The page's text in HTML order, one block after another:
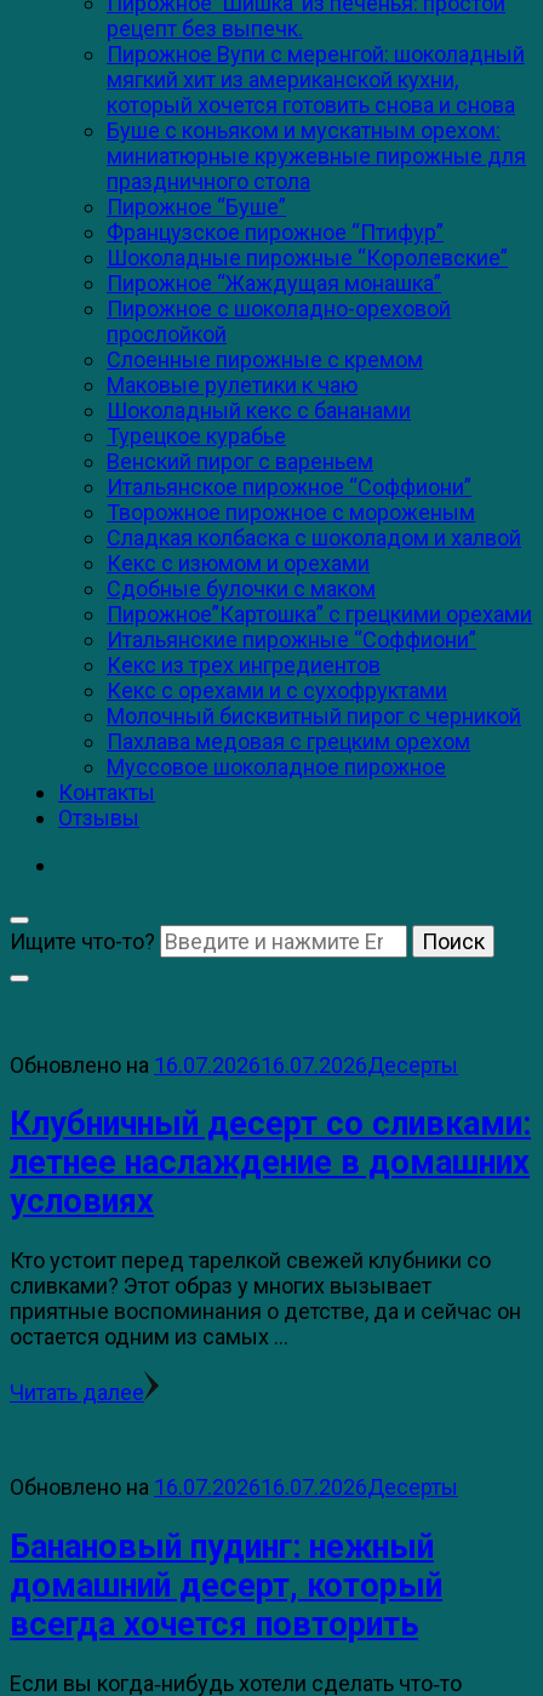
рецепт без выпечк.
Пирожное Вупи с меренгой: шоколадный
мягкий хит из американской кухни,
который хочется готовить снова и снова
Буше с коньяком и мускатным орехом:
миниатюрные кружевные пирожные для
праздничного стола
Пирожное “Буше”
Французское пирожное “Птифур”
Шоколадные пирожные “Королевские”
Пирожное “Жаждущая монашка”
Пирожное с шоколадно-ореховой
прослойкой
Слоенные пирожные с кремом
Маковые рулетики к чаю
Шоколадный кекс с бананами
Турецкое курабье
Венский пирог с вареньем
Итальянское пирожное “Соффиони”
Творожное пирожное с мороженым
Сладкая колбаска с шоколадом и халвой
Кекс с изюмом и орехами
Сдобные булочки с маком
Пирожное”Картошка” с грецкими орехами
Итальянские пирожные “Соффиони”
Кекс из трех ингредиентов
Кекс с орехами и с сухофруктами
Молочный бисквитный пирог с черникой
Пахлава медовая с грецким орехом
Муссовое шоколадное пирожное
Контакты
Отзывы
Ищите что-то?
Обновлено на 16.07.202616.07.2026Десерты
Клубничный десерт со сливками:
летнее наслаждение в домашних
условиях
Кто устоит перед тарелкой свежей клубники со
сливками? Этот образ у многих вызывает
приятные воспоминания о детстве, да и сейчас он
остается одним из самых …
Читать далее
Обновлено на 16.07.202616.07.2026Десерты
Банановый пудинг: нежный
домашний десерт, который
всегда хочется повторить
Если вы когда‑нибудь хотели сделать что‑то